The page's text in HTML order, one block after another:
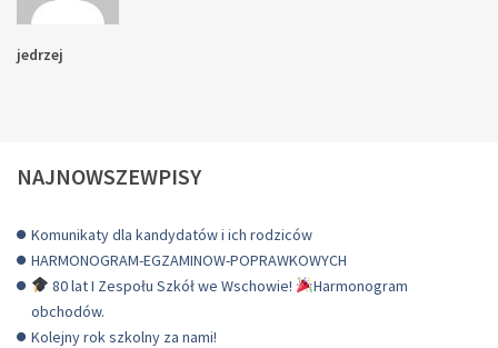
jedrzej
NAJNOWSZEWPISY
Komunikaty dla kandydatów i ich rodziców
HARMONOGRAM-EGZAMINOW-POPRAWKOWYCH
80 lat I Zespołu Szkół we Wschowie!
Harmonogram
obchodów.
Kolejny rok szkolny za nami!